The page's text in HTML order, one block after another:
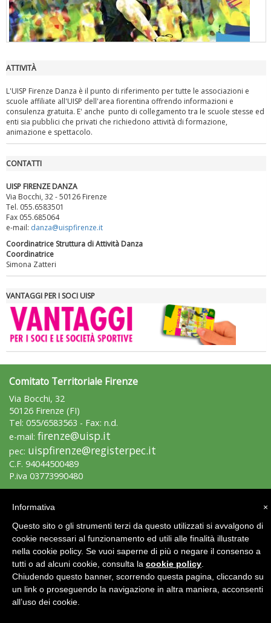
"Superare gli ostacoli": la relazione di Tiziano Pesce al CN Uisp
Luglio 2026: "Pensando con i piedi, si possono fare le
rivoluzioni"
Tiziano Pesce a Radio InBlu2000 traccia il bilancio della stagione
Ddl Lobby, Uisp: “Il Parlamento valorizzi le nostre specificità"
ATTIVITÀ
L'UISP Firenze Danza è il punto di riferimento per tutte le associazioni e
scuole affiliate all'UISP dell'area fiorentina offrendo informazioni e
consulenza gratuita. E' anche punto di collegamento tra le scuole stesse ed
enti sia pubblici che privati che richiedono attività di formazione,
animazione e spettacolo.
CONTATTI
UISP FIRENZE DANZA
Via Bocchi, 32 - 50126 Firenze
Tel. 055.6583501
Fax 055.685064
e-mail: danza@uispfirenze.it
Coordinatrice Struttura di Attività Danza
Coordinatrice
Simona Zatteri
VANTAGGI PER I SOCI UISP
Comitato Territoriale Firenze
Via Bocchi, 32
50126 Firenze (FI)
Tel: 055/6583563 - Fax: n.d.
e-mail: firenze@uisp.it
pec: uispfirenze@registerpec.it
C.F. 94044500489
P.iva 03773990480
Area Riservata 2.0 ×
Informativa
Questo sito o gli strumenti terzi da questo utilizzati si avvalgono di
cookie necessari al funzionamento ed utili alle finalità illustrate
nella cookie policy. Se vuoi saperne di più o negare il consenso a
tutti o ad alcuni cookie, consulta la cookie policy
Chiudendo questo banner, scorrendo questa pagina, cliccando su
un link o proseguendo la navigazione in altra maniera, acconsenti
all’uso dei cookie.